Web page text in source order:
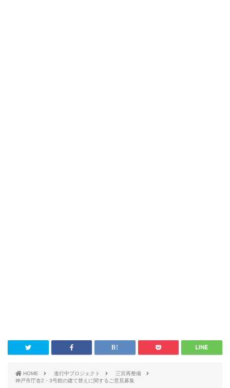
HOME 進行中プロジェクト
三宮再整備
神戸市庁舎2・3号館の建て替えに関するご意見募集